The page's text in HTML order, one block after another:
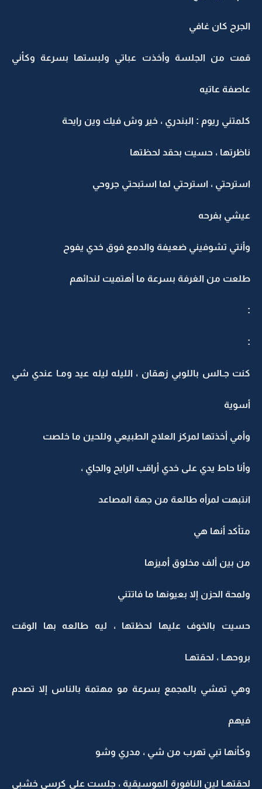
الجرح كان غافي
قمت من الجلسة وأخذت عباتي ولبستها بسرعة وكأني
عاصفة عاتيه
كلمتني ريوم : البندري ، خير وش فيك وين رايحة
ناظرتها ، حسيت بحقد لحظتها
استرحتي ، استرحتي لما استبحتي جروحي
عيشي بفرحه
وأنتي تشوفيني ضعيفة والدمع فوق خدي يفوح
طلعت من الغرفة بسرعة ما أهتميت لندائهم
:
:
كنت جـالس باللوبي زهقان ، الليله ليله عيد ومـا عندي شي
أسوية
وأمي أخذتها لمركز العلاج الطبيعي وللحين ما خلصت
وأنا حاط يدي على خدي أراقب الرايح والجاي ،
انتبهت لمرأه طالعة من جهة المصاعد
متأكد أنها هي
من بين ألف مخلوق أميزها
ولمحة الحزن إلا بعيونها ما فاتتني
حسيت بالخوف عليها لحظتها ، ليه طالعه بها الوقت
بروحهـا ، لحقتهـا
وهي تمشي بالمجمع بسرعة مو مهتمة بالناس إلا تصدم
فيهم
وكأنها تبي تهرب من شي ، مدري وشو
لحقتهـا لين النافورة الموسيقية ، جلست على كرسي خشبي